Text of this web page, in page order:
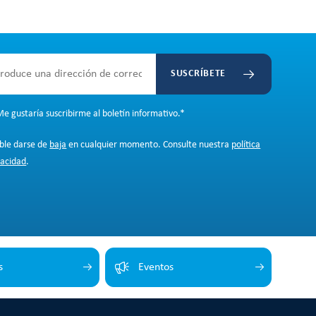
SUSCRÍBETE
gustaría suscribirme al boletín informativo.*
darse de baja en cualquier momento. Consulte nuestra política
.
Eventos